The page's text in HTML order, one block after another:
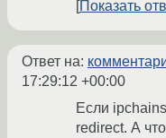
Показать
Ответ на:
17:29:12 +00:00
Если
redirect. А